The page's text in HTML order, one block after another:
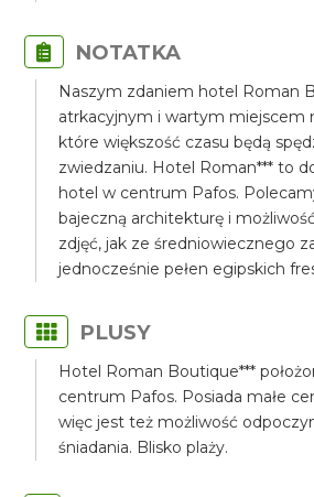
NOTATKA
Naszym zdaniem hotel Roman
atrkacyjnym i wartym miejscem
które większość czasu będą
zwiedzaniu. Hotel Roman*** to
hotel w centrum Pafos.
bajeczną architekturę i
zdjęć, jak ze średniowiecznego
jednocześnie pełen egipskich
PLUSY
Hotel Roman Boutique***
centrum Pafos. Posiada małe
więc jest też możliwość
śniadania. Blisko plaży.